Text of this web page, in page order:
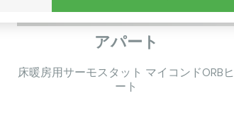
アパート
床暖房用サーモスタット マイコンドORBヒ
ート